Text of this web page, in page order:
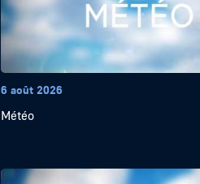
6 août 2026
Météo